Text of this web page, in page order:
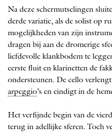
Na deze schermutselingen
derde variatie, als de solist op
mogelijkheden van zijn
dragen bij aan de dromerige
liefdevolle klankbodem te
eerste fluit en klarinetten de
ondersteunen. De cello
arpeggio’s en eindigt in de
Het verfijnde begin van de
terug in adellijke sferen. Toch